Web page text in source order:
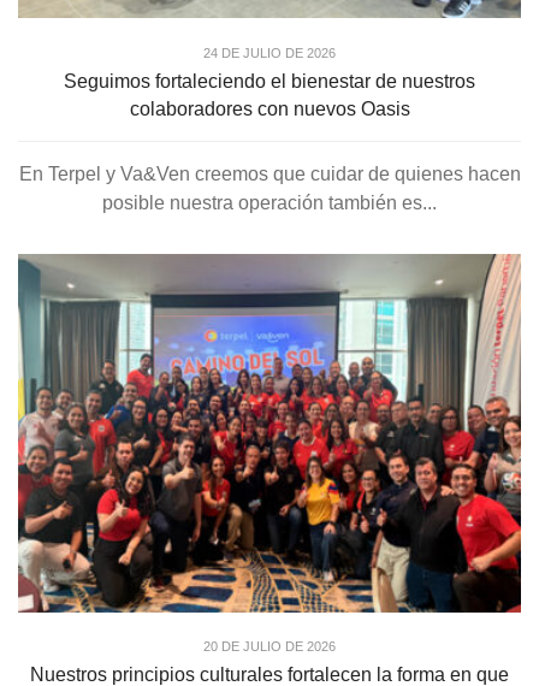
24 DE JULIO DE 2026
Seguimos fortaleciendo el bienestar de nuestros
colaboradores con nuevos Oasis
En Terpel y Va&Ven creemos que cuidar de quienes hacen
posible nuestra operación también es...
20 DE JULIO DE 2026
Nuestros principios culturales fortalecen la forma en que